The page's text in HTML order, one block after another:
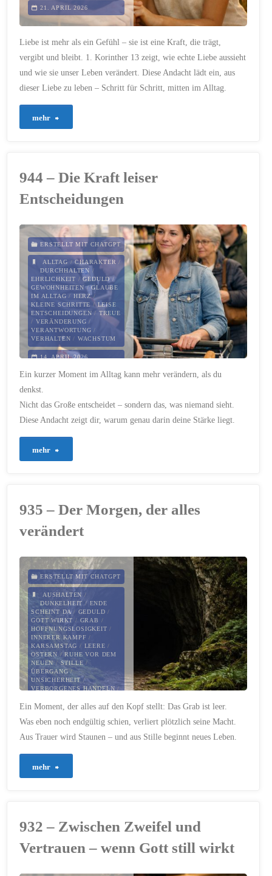
21. APRIL 2026
Liebe ist mehr als ein Gefühl – sie ist eine Kraft, die trägt,
vergibt und bleibt. 1. Korinther 13 zeigt, wie echte Liebe aussieht
und wie sie unser Leben verändert. Diese Andacht lädt ein, aus
dieser Liebe zu leben – Schritt für Schritt, mitten im Alltag.
mehr
944 – Die Kraft leiser
Entscheidungen
ERSTELLT MIT CHATGPT
ALLTAG /CHARAKTER /
DURCHHALTEN /
EHRLICHKEIT /GEDULD /
GEWOHNHEITEN/GLAUBE
IM ALLTAG / HERZ/
KLEINE SCHRITTE / LEISE
ENTSCHEIDUNGEN / TREUE
/ VERÄNDERUNG /
VERANTWORTUNG /
VERHALTEN / WACHSTUM
14. APRIL 2026
Ein kurzer Moment im Alltag kann mehr verändern, als du
denkst.
Nicht das Große entscheidet – sondern das, was niemand sieht.
Diese Andacht zeigt dir, warum genau darin deine Stärke liegt.
mehr
Entscheidungen"
935 – Der Morgen, der alles
verändert
ERSTELLT MIT CHATGPT
AUSHALTEN /
DUNKELHEIT / ENDE
SCHEINT DA/ GEDULD /
GOTT WIRKT / GRAB /
HOFFNUNGSLOSIGKEIT /
INNERER KAMPF /
KARSAMSTAG / LEERE /
OSTERN /RUHE VOR DEM
NEUEN / STILLE /
ÜBERGANG /
UNSICHERHEIT /
VERBORGENES HANDELN /
ZWEIFEL/ ZWISCHENZEIT
5. APRIL 2026
Ein Moment, der alles auf den Kopf stellt: Das Grab ist leer.
Was eben noch endgültig schien, verliert plötzlich seine Macht.
Aus Trauer wird Staunen – und aus Stille beginnt neues Leben.
mehr
932 – Zwischen Zweifel und
Vertrauen – wenn Gott still wirkt